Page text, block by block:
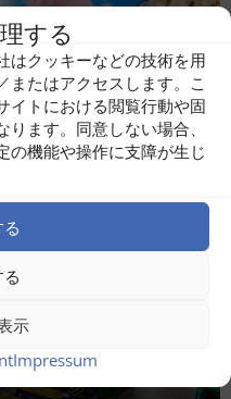
する
はクッキーなどの技術を用
またはアクセスします。こ
イトにおける閲覧行動や固
ます。同意しない場合、
の機能や操作に支障が生じ
示
Impressum